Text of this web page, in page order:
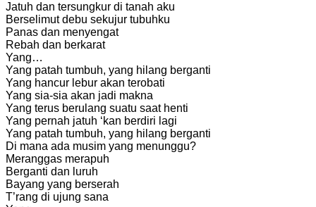
Jatuh dan tersungkur di tanah aku
Berselimut debu sekujur tubuhku
Panas dan menyengat
Rebah dan berkarat
Yang…
Yang patah tumbuh, yang hilang berganti
Yang hancur lebur akan terobati
Yang sia-sia akan jadi makna
Yang terus berulang suatu saat henti
Yang pernah jatuh ‘kan berdiri lagi
Yang patah tumbuh, yang hilang berganti
Di mana ada musim yang menunggu?
Meranggas merapuh
Berganti dan luruh
Bayang yang berserah
T’rang di ujung sana